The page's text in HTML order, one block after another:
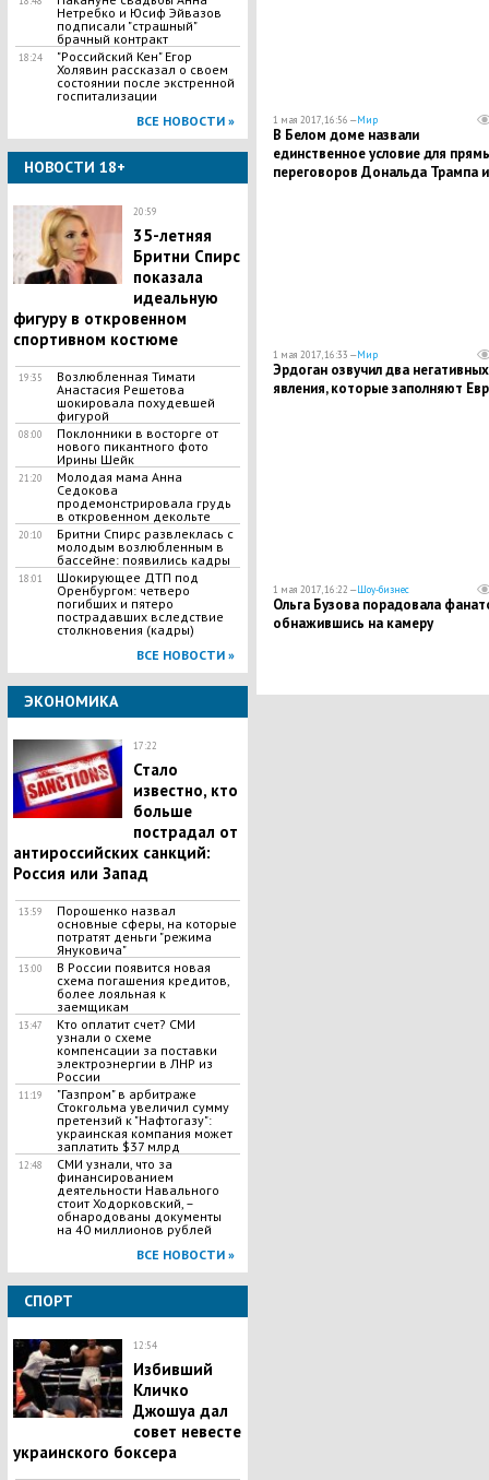
Нетребко и Юсиф Эйвазов
подписали "страшный"
брачный контракт
18:24
"Российский Кен" Егор
Холявин рассказал о своем
состоянии после экстренной
госпитализации
ВСЕ НОВОСТИ »
НОВОСТИ 18+
20:59
35-летняя
Бритни Спирс
показала
идеальную
фигуру в откровенном
спортивном костюме
19:35
Возлюбленная Тимати
Анастасия Решетова
шокировала похудевшей
фигурой
08:00
Поклонники в восторге от
нового пикантного фото
Ирины Шейк
21:20
Молодая мама Анна
Седокова
продемонстрировала грудь
в откровенном декольте
20:10
Бритни Спирс развлеклась с
молодым возлюбленным в
бассейне: появились кадры
18:01
​Шокирующее ДТП под
Оренбургом: четверо
погибших и пятеро
пострадавших вследствие
столкновения (кадры)
ВСЕ НОВОСТИ »
ЭКОНОМИКА
17:22
Стало
известно, кто
больше
пострадал от
антироссийских санкций:
Россия или Запад
13:59
Порошенко назвал
основные сферы, на которые
потратят деньги "режима
Януковича"
13:00
В России появится новая
схема погашения кредитов,
более лояльная к
заемщикам
13:47
Кто оплатит счет? СМИ
узнали о схеме
компенсации за поставки
электроэнергии в ЛНР из
России
11:19
"Газпром" в арбитраже
Стокгольма увеличил сумму
претензий к "Нафтогазу":
украинская компания может
заплатить $37 млрд
12:48
СМИ узнали, что за
финансированием
деятельности Навального
стоит Ходорковский, –
обнародованы документы
на 40 миллионов рублей
ВСЕ НОВОСТИ »
СПОРТ
12:54
Избивший
Кличко
Джошуа дал
совет невесте
украинского боксера
1 мая 2017, 16:56 —Мир
В Белом доме назвали
единственное условие для
переговоров Дональда Трампа и
1 мая 2017, 16:33 —Мир
Эрдоган озвучил два негативных
явления, которые заполняют
1 мая 2017, 16:22 —Шоу-бизнес
Ольга Бузова порадовала
обнажившись на камеру